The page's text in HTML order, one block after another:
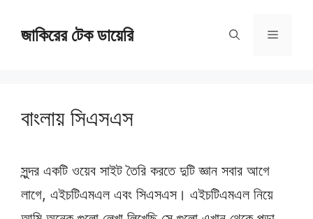
জাকিরের টেক ডায়েরি Menu
বাংলায় সিএসএস
সুন্দর একটি ওয়েব সাইট তৈরি করতে দুটি জ্ঞান সবার আগে
লাগে, এইচটিএমএল এবং সিএসএস। এইচটিএমএল নিয়ে